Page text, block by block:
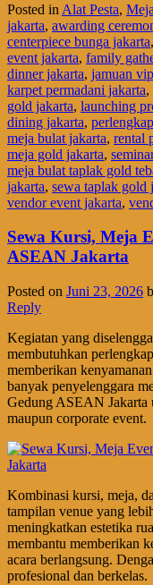
Posted in Alat Pesta, Meja
jakarta, awarding
centerpiece bunga jakarta,
event jakarta, family
dinner jakarta, jamuan
karpet permadani jakarta,
gold jakarta, launching
dining jakarta,
meja bulat jakarta, rental
meja gold jakarta,
meja bulat taplak gold
jakarta, sewa taplak gold
vendor event jakarta,
Sewa Kursi, Meja
ASEAN Jakarta
Posted on Juni 23, 2026
Reply
Kegiatan yang
membutuhkan
memberikan
banyak penyelenggara
Gedung ASEAN Jakarta
maupun corporate event.
Kombinasi kursi, meja,
tampilan venue yang
meningkatkan estetika
membantu memberikan
acara berlangsung.
profesional dan berkelas.